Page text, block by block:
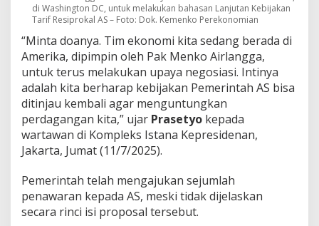
di Washington DC, untuk melakukan bahasan Lanjutan Kebijakan
Tarif Resiprokal AS – Foto: Dok. Kemenko Perekonomian
“Minta doanya. Tim ekonomi kita sedang berada di
Amerika, dipimpin oleh Pak Menko Airlangga,
untuk terus melakukan upaya negosiasi. Intinya
adalah kita berharap kebijakan Pemerintah AS bisa
ditinjau kembali agar menguntungkan
perdagangan kita,” ujar Prasetyo kepada
wartawan di Kompleks Istana Kepresidenan,
Jakarta, Jumat (11/7/2025).
Pemerintah telah mengajukan sejumlah
penawaran kepada AS, meski tidak dijelaskan
secara rinci isi proposal tersebut.